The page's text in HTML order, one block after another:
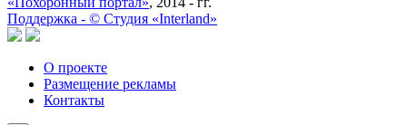
Поддержка - © Cтудия «Interland»
О проекте
Размещение рекламы
Контакты